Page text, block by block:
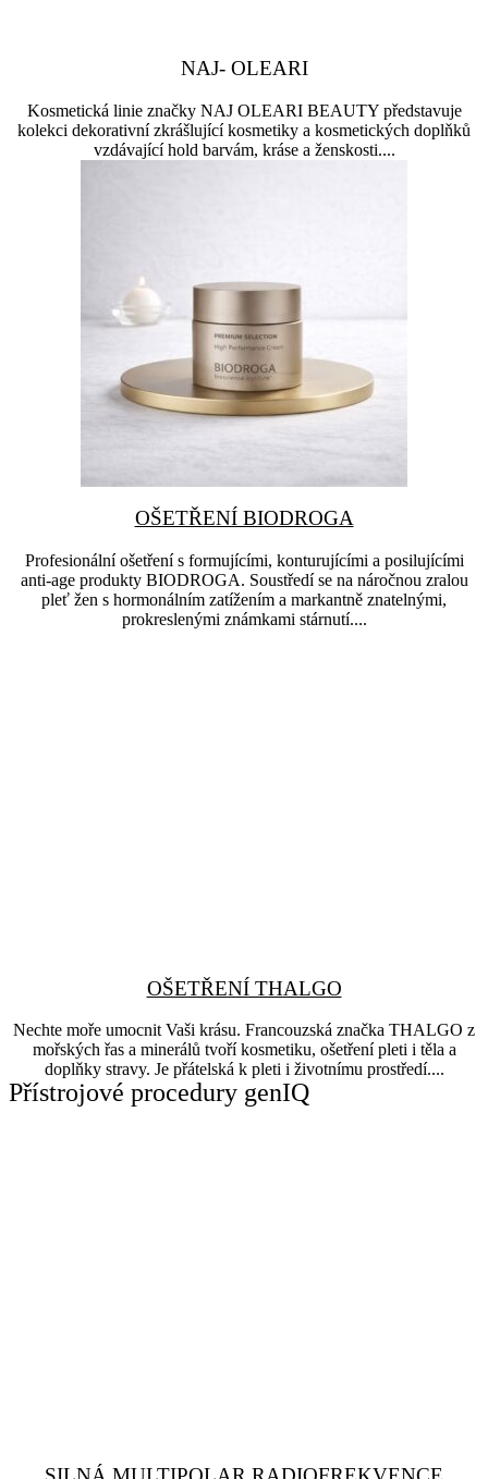
NAJ- OLEARI
Kosmetická linie značky NAJ OLEARI BEAUTY představuje
kolekci dekorativní zkrášlující kosmetiky a kosmetických doplňků
vzdávající hold barvám, kráse a ženskosti....
OŠETŘENÍ BIODROGA
Profesionální ošetření s formujícími, konturujícími a posilujícími
anti-age produkty BIODROGA. Soustředí se na náročnou zralou
pleť žen s hormonálním zatížením a markantně znatelnými,
prokreslenými známkami stárnutí....
OŠETŘENÍ THALGO
Nechte moře umocnit Vaši krásu. Francouzská značka THALGO z
mořských řas a minerálů tvoří kosmetiku, ošetření pleti i těla a
doplňky stravy. Je přátelská k pleti i životnímu prostředí....
Přístrojové procedury genIQ